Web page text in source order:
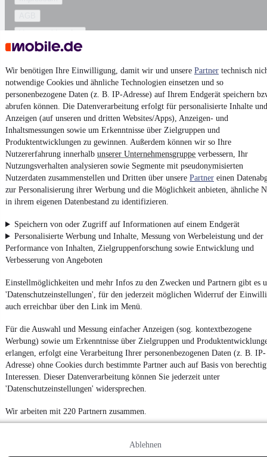
Wir benötigen Ihre Einwilligung, damit wir und unsere Partner technisch
notwendige Cookies und ähnliche Technologien einsetzen und so
personenbezogene Daten (z. B. IP-Adresse) auf Ihrem Endgerät speichern
abrufen können. Die Datenverarbeitung erfolgt für personalisierte Inhalte und
Anzeigen (auf unseren und dritten Websites/Apps), Anzeigen- und
Inhaltsmessungen sowie um Erkenntnisse über Zielgruppen und
Produktentwicklungen zu gewinnen. Außerdem können wir so Ihre
Nutzererfahrung innerhalb unserer Unternehmensgruppe verbessern, Ihr
Nutzungsverhalten analysieren sowie Segmente mit pseudonymisierten
Nutzerdaten zusammenstellen und Dritten über unsere Partner einen
zur Personalisierung ihrer Werbung und die Möglichkeit anbieten, ähnliche
in ihrem eigenen Datenbestand zu identifizieren.
Speichern von oder Zugriff auf Informationen auf einem Endgerät
Personalisierte Werbung und Inhalte, Messung von Werbeleistung und der
Performance von Inhalten, Zielgruppenforschung sowie Entwicklung und
Verbesserung von Angeboten
Einstellmöglichkeiten und mehr Infos zu den Zwecken und Partnern gibt es
'Datenschutzeinstellungen', für den jederzeit möglichen Widerruf der
auch erreichbar über den Link im Menü.
Für die Auswahl und Messung einfacher Anzeigen (sog. kontextbezogene
Werbung) sowie um Erkenntnisse über Zielgruppen und
erlangen, erfolgt eine Verarbeitung Ihrer personenbezogenen Daten (z. B. IP-
Adresse) ohne Cookies durch bestimmte Partner auch auf Basis von
Interessen. Dieser Datenverarbeitung können Sie jederzeit unter
'Datenschutzeinstellungen' widersprechen.
Wir arbeiten mit 220 Partnern zusammen.
Ablehnen
Vertrag widerrufen
Datenschutz
Datenschutzeinstellungen
Erklärung zur Barrierefreiheit
Report Security Vulnerability (English)
Powered by
Noch mehrneue Autosunterschiedlicher Marken, auch als
Leasing-Angebote, gibt es bei mobile.de